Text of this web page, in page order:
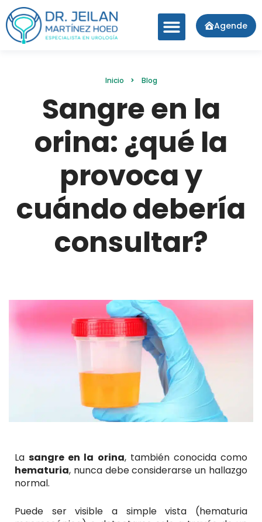
Agende
Inicio Blog
Sangre en la
orina: ¿qué la
provoca y
cuándo debería
consultar?
Lasangre en la orina, también conocida como
hematuria, nunca debe considerarse un hallazgo
normal.
Puede ser visible a simple vista (hematuria